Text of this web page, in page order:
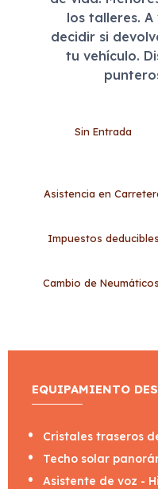
los talleres.
decidir si
tu vehículo.
Sin Entrada
Asistencia en
Impuestos deducibles
Cambio de
EQUIPAMIENTO
Cristales traseros
Techo solar
Asistente de voz -